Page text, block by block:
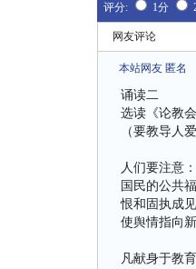
评分: 1分
网友评论
本站网友 匿名
诵读二
选读《论教
（要教导人
人们要注意
国民的公共
恨和固执成
使舆情指向新
凡献身于教